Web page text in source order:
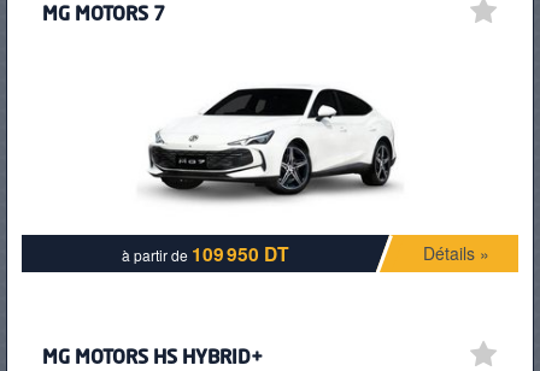
MG MOTORS 7
à partir de 109 950 DT Détails »
MG MOTORS HS HYBRID+